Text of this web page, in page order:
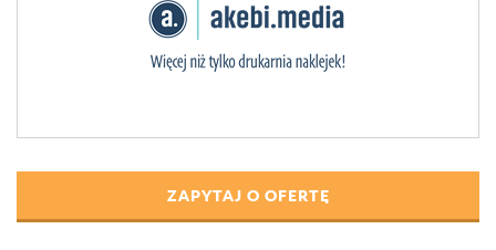
ZAPYTAJ O OFERTĘ